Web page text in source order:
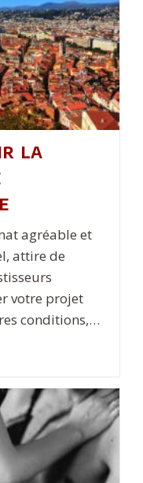
la
agréable et
attire de
votre projet
conditions,…